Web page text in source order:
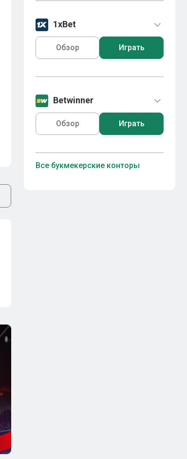
1xBet
Обзор Играть
Betwinner
Обзор Играть
Все букмекерские конторы